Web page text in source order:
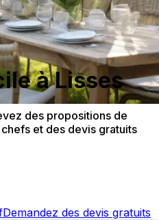
à Lisses
des propositions de
et des devis gratuits
Demandez des devis gratuits